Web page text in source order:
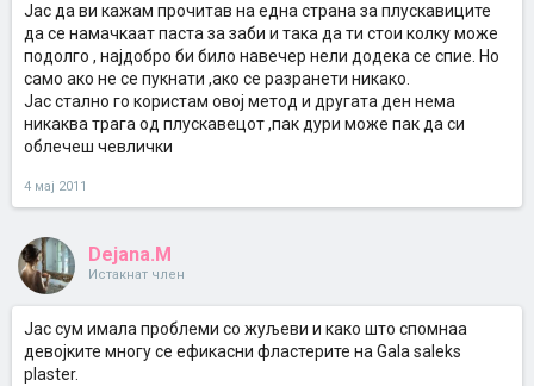
Јас да ви кажам прочитав на една страна за плускавиците
да се намачкаат паста за заби и така да ти стои колку може
подолго , најдобро би било навечер нели додека се спие. Но
само ако не се пукнати ,ако се разранети никако.
Јас стално го користам овој метод и другата ден нема
никаква трага од плускавецот ,пак дури може пак да си
облечеш чевлички
4 мај 2011
Dejana.M
Истакнат член
Јас сум имала проблеми со жуљеви и како што спомнаа
девојките многу се ефикасни фластерите на Gala saleks
plaster.